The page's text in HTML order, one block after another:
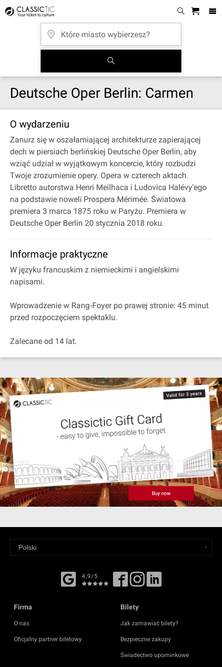
Deutsche Oper Berlin: Carmen
O wydarzeniu
Zanurz się w oszałamiającej architekturze zapierającej
dech w piersiach berlińskiej Deutsche Oper Berlin, aby
wziąć udział w wyjątkowym koncercie, który rozbudzi
Twoje zrozumienie opery. Opera w czterech aktach.
Libretto autorstwa Henri Meilhaca i Ludovica Halévy'ego
na podstawie noweli Prospera Mérimée. Światowa
premiera 3 marca 1875 roku w Paryżu. Premiera w
Deutsche Oper Berlin 20 stycznia 2018 roku.
Informacje praktyczne
W języku francuskim z niemieckimi i angielskimi
napisami.
Wprowadzenie w Rang‐Foyer po prawej stronie: 45 minut
przed rozpoczęciem spektaklu.
Zalecane od 14 lat.
4,9/5
Firma
O nas
Oficjalny partner biletowy
Bilety
Jak zamawiać bilety?
Bezpieczne zakupy
Świadectwo upominkowe